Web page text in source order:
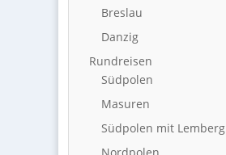
Breslau
Danzig
Rundreisen
Südpolen
Masuren
Südpolen mit Lemberg